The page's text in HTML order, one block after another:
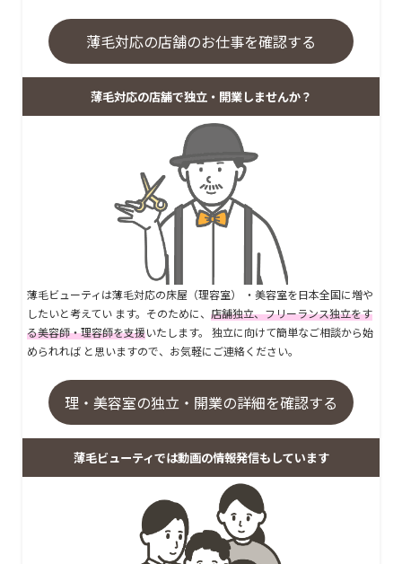
薄毛対応の店舗のお仕事を確認する
薄毛対応の店舗で独立・開業しませんか？
薄毛ビューティは薄毛対応の床屋（理容室） ・美容室を日本全国に増や
したいと考えてい ます。そのために、 店舗独立、フリーランス独立をす
る美容師・理容師を支援いたします。 独立に向けて簡単なご相談から始
められれば と思いますので、お気軽にご連絡ください。
理・美容室の独立・開業の詳細を確認する
薄毛ビューティでは動画の情報発信もしています